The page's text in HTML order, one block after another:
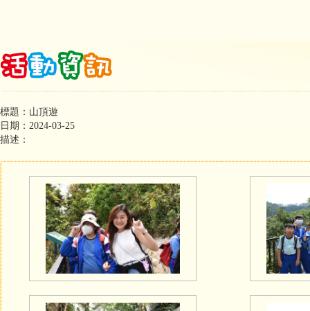
標題：山頂遊
日期：2024-03-25
描述：